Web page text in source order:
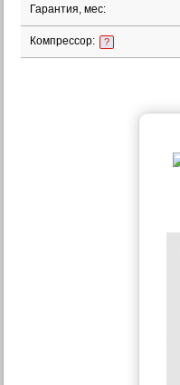
Гарантия, мес:
Компрессор: ?